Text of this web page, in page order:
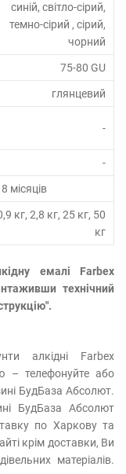
синій, світло-сірий,
темно-сірий , сірий,
чорний
75-80 GU
глянцевий
-
-
місяців
кг, 2,8 кг, 25 кг, 50
кг
емалі Farbex
технічний
алкідні Farbex
– телефонуйте або
БудБаза Абсолют.
БудБаза Абсолют
по Харкову та
крім доставки, Ви
матеріалів.